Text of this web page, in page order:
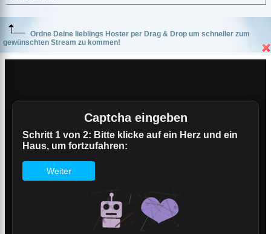
Ordne Deine lieblings Hoster per Drag & Drop um schneller zum
gewünschten Stream zu kommen!